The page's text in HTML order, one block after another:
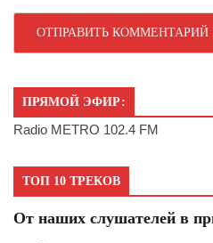
ПРЯМОЙ ЭФИР:
Radio METRO 102.4 FM
ТОП 10 ТРЕКОВ
От наших слушателей в